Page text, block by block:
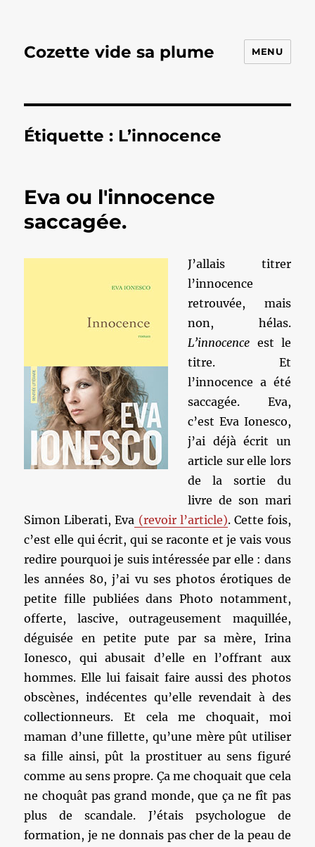
Cozette vide sa plume MENU
Étiquette : L’innocence
Eva ou l'innocence
saccagée.
J’allais titrer
l’innocence
retrouvée, mais
non, hélas.
L’innocence est le
titre. Et
l’innocence a été
saccagée. Eva,
c’est Eva Ionesco,
j’ai déjà écrit un
article sur elle lors
de la sortie du
livre de son mari
Simon Liberati, Eva (revoir l’article). Cette fois,
c’est elle qui écrit, qui se raconte et je vais vous
redire pourquoi je suis intéressée par elle : dans
les années 80, j’ai vu ses photos érotiques de
petite fille publiées dans Photo notamment,
offerte, lascive, outrageusement maquillée,
déguisée en petite pute par sa mère, Irina
Ionesco, qui abusait d’elle en l’offrant aux
hommes. Elle lui faisait faire aussi des photos
obscènes, indécentes qu’elle revendait à des
collectionneurs. Et cela me choquait, moi
maman d’une fillette, qu’une mère pût utiliser
sa fille ainsi, pût la prostituer au sens figuré
comme au sens propre. Ça me choquait que cela
ne choquât pas grand monde, que ça ne fît pas
plus de scandale. J’étais psychologue de
formation, je ne donnais pas cher de la peau de